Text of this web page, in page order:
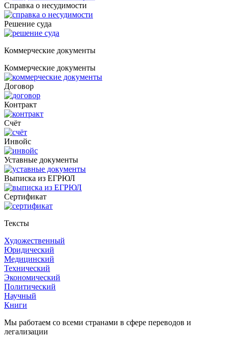
Справка о несудимости
Решение суда
Коммерческие документы
Коммерческие документы
Договор
Контракт
Счёт
Инвойс
Уставные документы
Выписка из ЕГРЮЛ
Cертификат
Тексты
Художественный
Юридический
Медицинский
Технический
Экономический
Политический
Научный
Книги
Мы работаем со всеми странами в сфере переводов и
легализации